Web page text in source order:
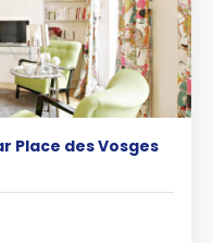
Place des Vosges